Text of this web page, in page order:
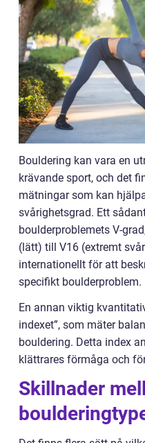
Bouldering kan vara en
krävande sport, och det
mätningar som kan
svårighetsgrad. Ett
boulderproblemets V-
(lätt) till V16 (extremt
internationellt för att
specifikt boulderproblem.
En annan viktig
indexet”, som mäter
bouldering. Detta index
klättrares förmåga och
Skillnader